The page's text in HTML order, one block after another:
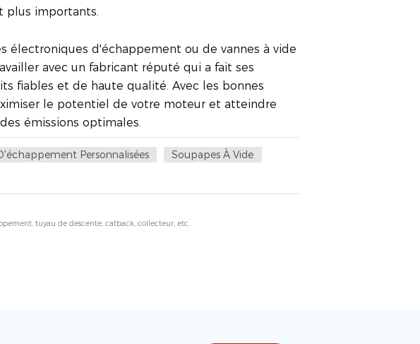
plus importants.
électroniques d'échappement ou de vannes à vide
avec un fabricant réputé qui a fait ses
fiables et de haute qualité. Avec les bonnes
le potentiel de votre moteur et atteindre
émissions optimales.
Personnalisées
Soupapes À Vide
tuyau de descente, catback, collecteur, etc.